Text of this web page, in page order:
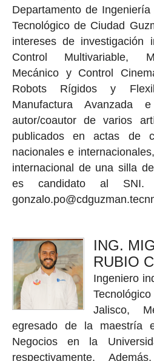
Departamento de
Tecnológico de Ciudad
intereses de investigación
Control Multivariable,
Mecánico y Control
Robots Rígidos y
Manufactura Avanzada
autor/coautor de varios
publicados en actas de
nacionales e
internacional de una silla
es candidato al SNI.
ING.
RUBIO
Ingeniero
Jalisco,
egresado de la maestría
Negocios en la
respectivamente.